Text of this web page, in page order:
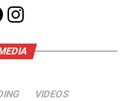
Instagram
VIDEOS